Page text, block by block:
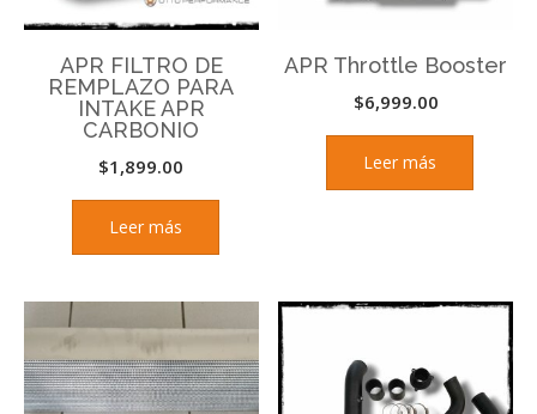
APR FILTRO DE
REMPLAZO PARA
INTAKE APR
CARBONIO
$1,899.00
Leer más
APR Throttle Booster
$6,999.00
Leer más